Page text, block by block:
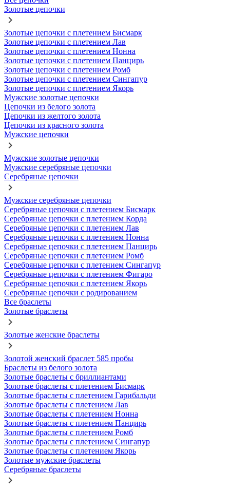
Золотые цепочки
Золотые цепочки с плетением Бисмарк
Золотые цепочки с плетением Лав
Золотые цепочки с плетением Нонна
Золотые цепочки с плетением Панцирь
Золотые цепочки с плетением Ромб
Золотые цепочки с плетением Сингапур
Золотые цепочки с плетением Якорь
Мужские золотые цепочки
Цепочки из белого золота
Цепочки из желтого золота
Цепочки из красного золота
Мужские цепочки
Мужские золотые цепочки
Мужские серебряные цепочки
Серебряные цепочки
Мужские серебряные цепочки
Серебряные цепочки с плетением Бисмарк
Серебряные цепочки с плетением Корда
Серебряные цепочки с плетением Лав
Серебряные цепочки с плетением Нонна
Серебряные цепочки с плетением Панцирь
Серебряные цепочки с плетением Ромб
Серебряные цепочки с плетением Сингапур
Серебряные цепочки с плетением Фигаро
Серебряные цепочки с плетением Якорь
Серебряные цепочки с родированием
Все браслеты
Золотые браслеты
Золотые женские браслеты
Золотой женский браслет 585 пробы
Браслеты из белого золота
Золотые браслеты с бриллиантами
Золотые браслеты с плетением Бисмарк
Золотые браслеты с плетением Гарибальди
Золотые браслеты с плетением Лав
Золотые браслеты с плетением Нонна
Золотые браслеты с плетением Панцирь
Золотые браслеты с плетением Ромб
Золотые браслеты с плетением Сингапур
Золотые браслеты с плетением Якорь
Золотые мужские браслеты
Серебряные браслеты